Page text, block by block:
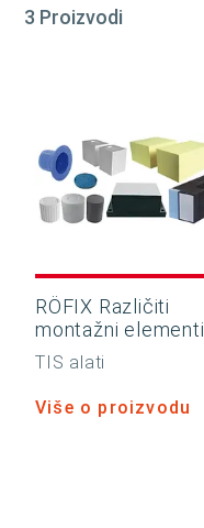
3 Proizvodi
RÖFIX Različiti
montažni elementi
TIS alati
Više o proizvodu